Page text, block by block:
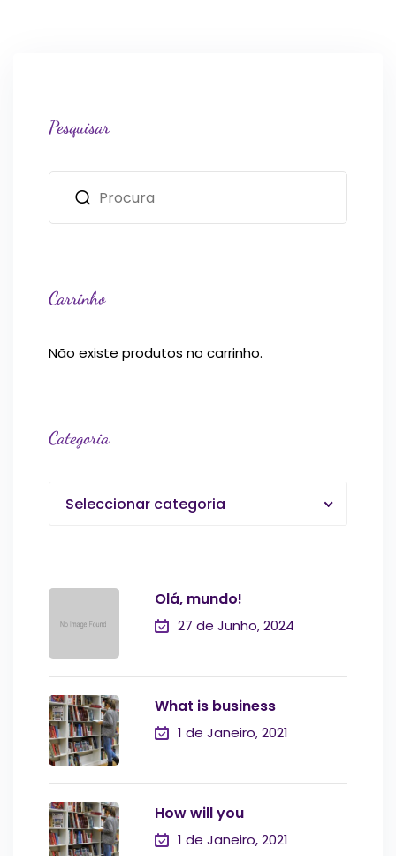
Pesquisar
Carrinho
Não existe produtos no carrinho.
Categoria
Seleccionar categoria
Olá, mundo!
27 de Junho, 2024
What is business
1 de Janeiro, 2021
How will you
1 de Janeiro, 2021